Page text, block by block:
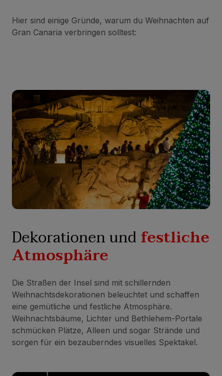
Hier sind einige Gründe, warum du Weihnachten auf
Gran Canaria verbringen solltest:
Dekorationen undfestliche
Atmosphäre
Die Straßen der Insel sind mit schillernden
Weihnachtsdekorationen beleuchtet und schaffen
eine gemütliche und festliche Atmosphäre.
Weihnachtsbäume, Lichter und Bethlehem-Portale
schmücken Plätze, Alleen und sogar Strände und
sorgen für ein bezauberndes visuelles Spektakel.